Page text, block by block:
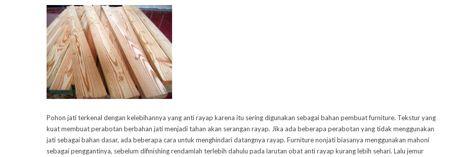
Pohon jati terkenal dengan kelebihannya yang anti rayap karena itu sering digunakan sebagai bahan pembuat furniture. Tekstur yang
kuat membuat perabotan berbahan jati menjadi tahan akan serangan rayap. Jika ada beberapa perabotan yang tidak menggunakan
jati sebagai bahan dasar, ada beberapa cara untuk menghindari datangnya rayap. Furniture nonjati biasanya menggunakan mahoni
sebagai penggantinya, sebelum difinishing rendamlah terlebih dahulu pada larutan obat anti rayap kurang lebih sehari. Lalu jemur